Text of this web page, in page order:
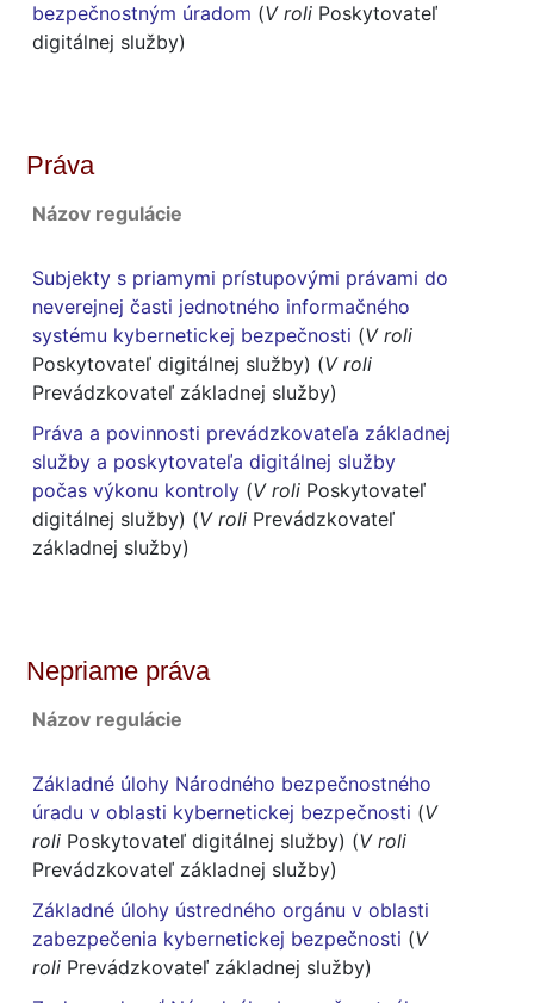
bezpečnostným úradom (V roli Poskytovateľ
digitálnej služby)
Práva
Názov regulácie
Subjekty s priamymi prístupovými právami do
neverejnej časti jednotného informačného
systému kybernetickej bezpečnosti (V roli
Poskytovateľ digitálnej služby) (V roli
Prevádzkovateľ základnej služby)
Práva a povinnosti prevádzkovateľa základnej
služby a poskytovateľa digitálnej služby
počas výkonu kontroly (V roli Poskytovateľ
digitálnej služby) (V roli Prevádzkovateľ
základnej služby)
Nepriame práva
Názov regulácie
Základné úlohy Národného bezpečnostného
úradu v oblasti kybernetickej bezpečnosti (V
roli Poskytovateľ digitálnej služby) (V roli
Prevádzkovateľ základnej služby)
Základné úlohy ústredného orgánu v oblasti
zabezpečenia kybernetickej bezpečnosti (V
roli Prevádzkovateľ základnej služby)